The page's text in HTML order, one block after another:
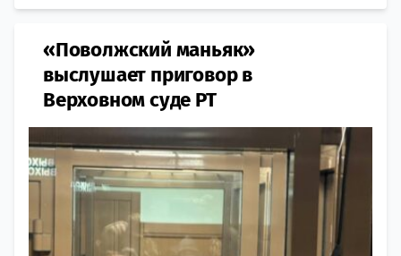
«Поволжский маньяк»
выслушает приговор в
Верховном суде РТ